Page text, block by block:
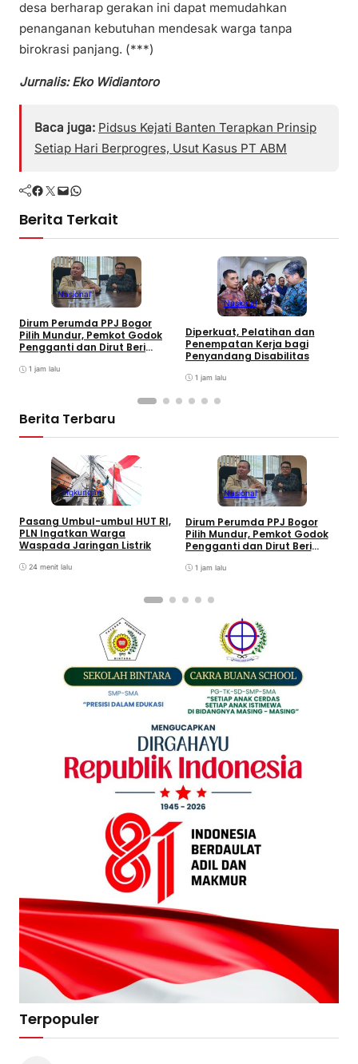
desa berharap gerakan ini dapat memudahkan
penanganan kebutuhan mendesak warga tanpa
birokrasi panjang. (***)
Jurnalis: Eko Widiantoro
Baca juga: Pidsus Kejati Banten Terapkan Prinsip
Setiap Hari Berprogres, Usut Kasus PT ABM
Facebook Twitter Mail WhatsApp
Berita Terkait
Nasional
Dirum Perumda PPJ Bogor
Pilih Mundur, Pemkot Godok
Pengganti dan Dirut Beri
1 jam lalu
Nasional
Diperkuat, Pelatihan dan
Penempatan Kerja bagi
Penyandang Disabilitas
1 jam lalu
Berita Terbaru
Lingkungan
Pasang Umbul-umbul HUT RI,
PLN Ingatkan Warga
Waspada Jaringan Listrik
24 menit lalu
Nasional
Dirum Perumda PPJ Bogor
Pilih Mundur, Pemkot Godok
Pengganti dan Dirut Beri
1 jam lalu
Terpopuler